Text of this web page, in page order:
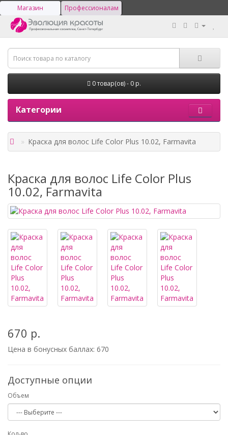
Магазин Профессионалам
0 товар(ов) - 0 р.
Категории
Краска для волос Life Color Plus 10.02, Farmavita
Краска для волос Life Color Plus
10.02, Farmavita
670 р.
Цена в бонусных баллах: 670
Доступные опции
Объем